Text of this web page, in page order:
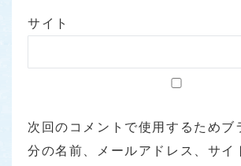
サイト
次回のコメントで使用するためブ
分の名前、メールアドレス、サイ